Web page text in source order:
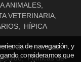
ANIMALES
VETERINARIA
HÍPICA
de Privacidad
Políticas de
de navegación, y
consideramos que